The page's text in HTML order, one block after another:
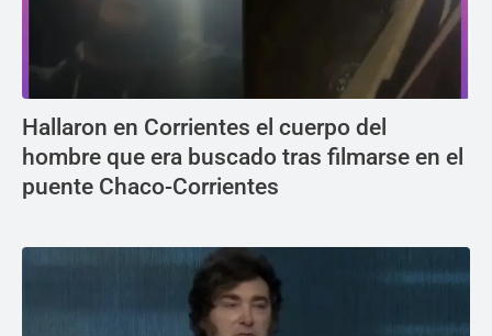
Hallaron en Corrientes el cuerpo del
hombre que era buscado tras filmarse en el
puente Chaco-Corrientes